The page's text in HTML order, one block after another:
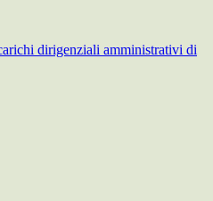
dirigenziali amministrativi di